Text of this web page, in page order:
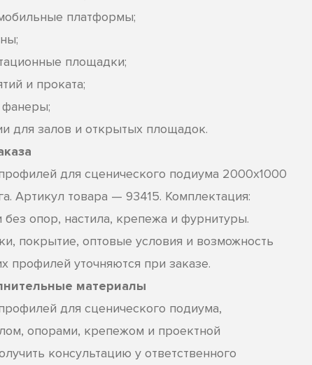
платформы;
площадки;
и проката;
фанеры;
для залов и открытых площадок.
для сценического подиума 2000х1000
Артикул товара — 93415. Комплектация:
опор, настила, крепежа и фурнитуры.
покрытие, оптовые условия и возможность
профилей уточняются при заказе.
материалы
для сценического подиума,
опорами, крепежом и проектной
консультацию у ответственного